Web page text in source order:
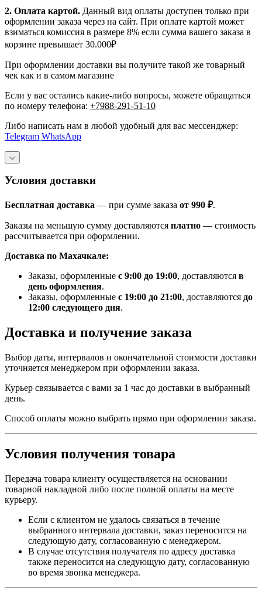
2. Оплата картой. Данный вид оплаты доступен только при
оформлении заказа через на сайт. При оплате картой может
взиматься комиссия в размере 8% если сумма вашего заказа в
корзине превышает 30.000₽
При оформлении доставки вы получите такой же товарный
чек как и в самом магазине
Если у вас остались какие-либо вопросы, можете обращаться
по номеру телефона: +7988-291-51-10
Либо написать нам в любой удобный для вас мессенджер:
Telegram WhatsApp
Условия доставки
Бесплатная доставка — при сумме заказа от 990 ₽.
Заказы на меньшую сумму доставляются платно — стоимость
рассчитывается при оформлении.
Доставка по Махачкале:
Заказы, оформленные с 9:00 до 19:00, доставляются в
день оформления.
Заказы, оформленные с 19:00 до 21:00, доставляются до
12:00 следующего дня.
Доставка и получение заказа
Выбор даты, интервалов и окончательной стоимости доставки
уточняется менеджером при оформлении заказа.
Курьер связывается с вами за 1 час до доставки в выбранный
день.
Способ оплаты можно выбрать прямо при оформлении заказа.
Условия получения товара
Передача товара клиенту осуществляется на основании
товарной накладной либо после полной оплаты на месте
курьеру.
Если с клиентом не удалось связаться в течение
выбранного интервала доставки, заказ переносится на
следующую дату, согласованную с менеджером.
В случае отсутствия получателя по адресу доставка
также переносится на следующую дату, согласованную
во время звонка менеджера.